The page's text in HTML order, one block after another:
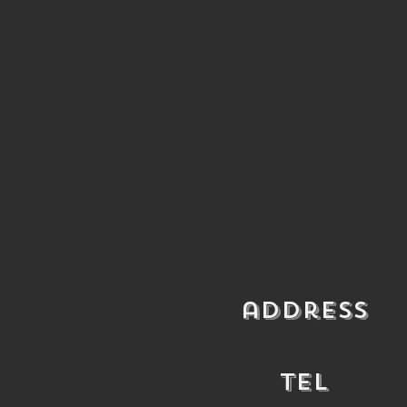
​address
​TEL